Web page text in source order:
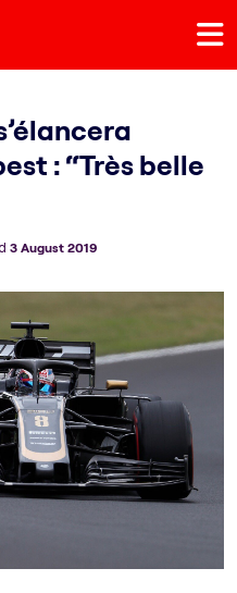
: “Très belle
3 August 2019